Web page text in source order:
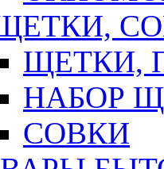
ЩЕТКИ,
НАБОР
СОВКИ